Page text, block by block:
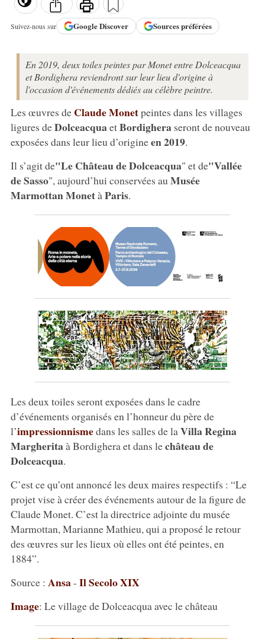
Suivez-nous sur GoogleDiscover Sources préférées
En 2019, deux toiles peintes par Monet entre Dolceacqua
et Bordighera reviendront sur leur lieu d'origine à
l'occasion d'événements dédiés au célèbre peintre.
Les œuvres de Claude Monetpeintes dans les villages
ligures deDolceacquaetBordighera seront de nouveau
exposées dans leur lieu d’origineen 2019.
Il s’agit de"Le Château de Dolceacqua" et de"Vallée
de Sasso", aujourd’hui conservées auMusée
Marmottan Monetà Paris.
Les deux toiles seront exposées dans le cadre
d’événements organisés en l’honneur du père de
l’impressionnismedans les salles de la Villa Regina
Margheritaà Bordighera et dans lechâteau de
Dolceacqua.
C’est ce qu’ont annoncé les deux maires respectifs : “Le
projet vise à créer des événements autour de la figure de
Claude Monet. C’est la directrice adjointe du musée
Marmottan, Marianne Mathieu, qui a proposé le retour
des œuvres sur les lieux où elles ont été peintes, en
1884”.
Source : Ansa- Il Secolo XIX
Image: Le village de Dolceacqua avec le château